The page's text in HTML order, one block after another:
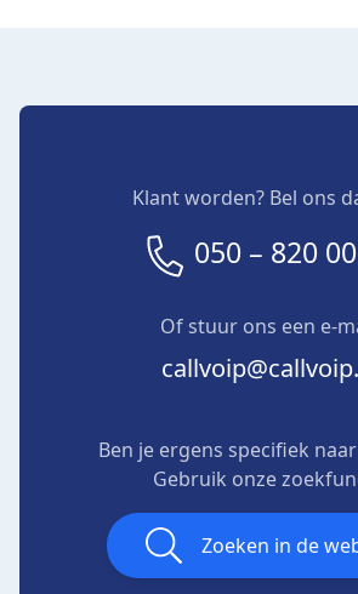
Klant worden? Bel ons
050 – 820
Of stuur ons een e-
Ben je ergens specifiek
Gebruik onze
Zoeken in de